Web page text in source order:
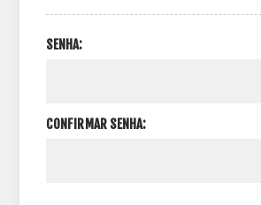
SENHA:
CONFIRMAR SENHA: